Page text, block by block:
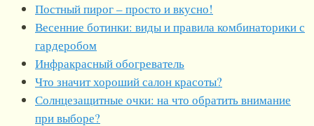
Постный пирог – просто и вкусно!
Весенние ботинки: виды и правила комбинаторики с
гардеробом
Инфракрасный обогреватель
Что значит хороший салон красоты?
Солнцезащитные очки: на что обратить внимание
при выборе?